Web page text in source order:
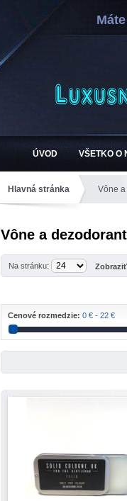
ÚVOD VŠETKO O
Hlavná stránka Vône
Vône a
Na stránku:
Cenové rozmedzie: 0 € - 22 €